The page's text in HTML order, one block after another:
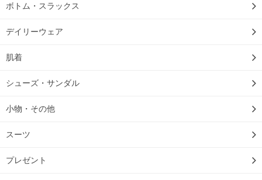
ボトム・スラックス
デイリーウェア
肌着
シューズ・サンダル
小物・その他
スーツ
プレゼント